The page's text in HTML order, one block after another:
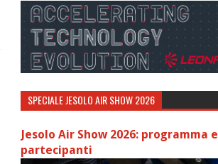
SPECIALE JESOLO AIR SHOW 2026
Jesolo Air Show 2026: programma e
partecipanti